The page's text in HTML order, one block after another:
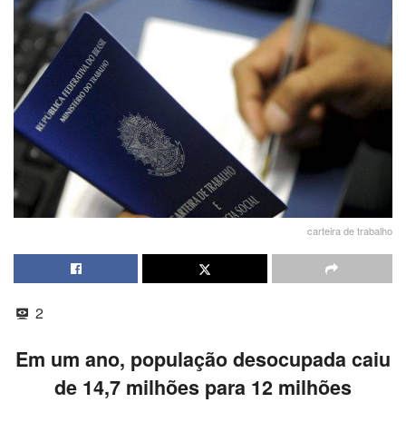
carteira de trabalho
2
Em um ano, população desocupada caiu
de 14,7 milhões para 12 milhões